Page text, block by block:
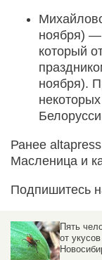
ноября) —
который
ноября).
Ранее
Масленица и
Подпишитесь
Пять
от